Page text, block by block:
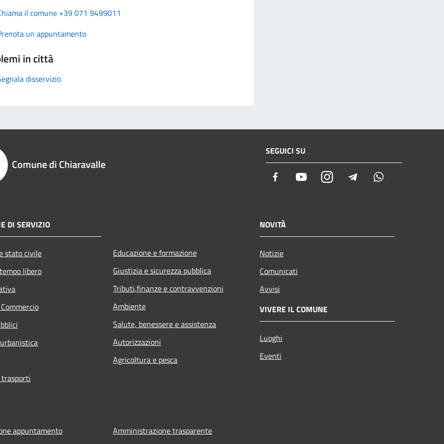
il comune +39 071 9499011
un appuntamento
in città
disservizio
Comune di Chiaravalle
SEGUICI SU
Facebook YoutubeInstagramTelegram
DI SERVIZIO
stato civile
libero
Educazione e formazione
Giustizia e sicurezza pubblica
Tributi,finanze e contravvenzioni
Ambiente
Salute, benessere e assistenza
Autorizzazioni
Agricoltura e pesca
NOVITÀ
Notizie
Comunicati
Avvisi
VIVERE IL COMUNE
Luoghi
Eventi
appuntamento
Amministrazione trasparente